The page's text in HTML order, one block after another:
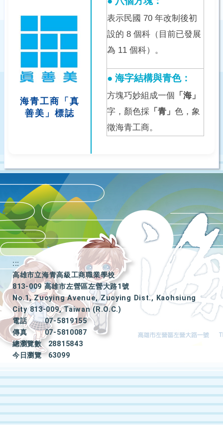
海青工商「真
善美」標誌
表示民國 70 年改制後初
設的 8 個科（目前已發展
為 11 個科）。
● 海字結構與青色：
方塊巧妙組成一個
「海」
字，顏色採 「青」 色，象
徵海青工商。
:::
高雄市立海青高級工商職業學校
813-009 高雄市左營區左營大路1號
No.1, Zuoying Avenue, Zuoying Dist., Kaohsiung
City 813-009, Taiwan (R.O.C.)
電話
07-5819155
傳真
07-5810087
總瀏覽數
28815843
今日瀏覽
63099